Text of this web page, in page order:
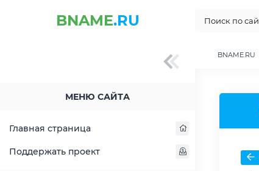
BNAME.RU
МЕНЮ САЙТА
Главная страница
Поддержать проект
BNAME.RU